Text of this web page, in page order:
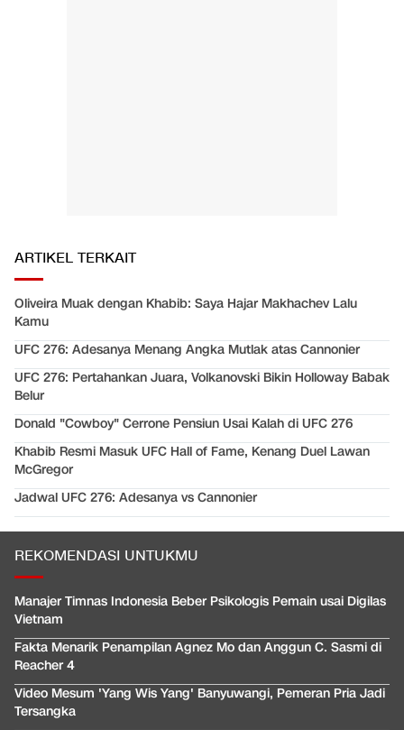
ARTIKEL TERKAIT
Oliveira Muak dengan Khabib: Saya Hajar Makhachev Lalu
Kamu
UFC 276: Adesanya Menang Angka Mutlak atas Cannonier
UFC 276: Pertahankan Juara, Volkanovski Bikin Holloway Babak
Belur
Donald "Cowboy" Cerrone Pensiun Usai Kalah di UFC 276
Khabib Resmi Masuk UFC Hall of Fame, Kenang Duel Lawan
McGregor
Jadwal UFC 276: Adesanya vs Cannonier
REKOMENDASI UNTUKMU
Manajer Timnas Indonesia Beber Psikologis Pemain usai Digilas
Vietnam
Fakta Menarik Penampilan Agnez Mo dan Anggun C. Sasmi di
Reacher 4
Video Mesum 'Yang Wis Yang' Banyuwangi, Pemeran Pria Jadi
Tersangka